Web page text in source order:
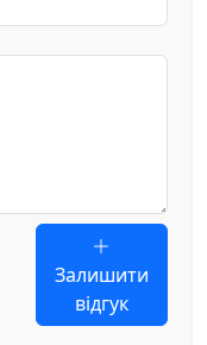
Залишити
відгук